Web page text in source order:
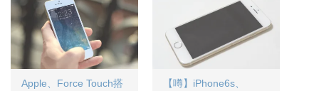
Apple、Force Touch搭
【噂】iPhone6s、